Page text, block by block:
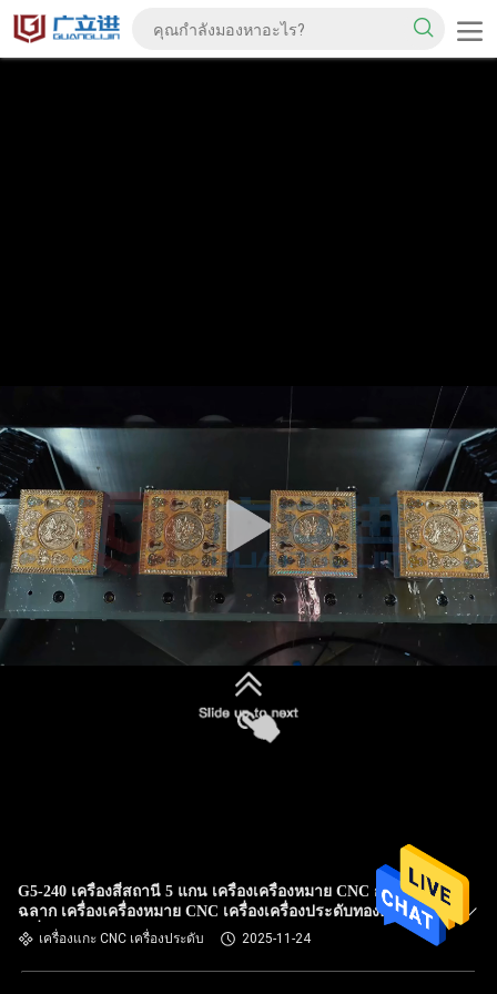
G5-240 เครื่องสี่สถานี 5 แกน เครื่องเครื่องหมาย CNC การ
ฉลาก เครื่องเครื่องหมาย CNC เครื่องเครื่องประดับทองคํา
เครื่องบด CNC 5 แกน
เครื่องแกะ CNC เครื่องประดับ 2025-11-24